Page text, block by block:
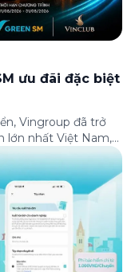
ưu đãi đặc biệt
Vingroup đã trở
lớn nhất Việt Nam,
Nam Á theo bảng
kỷ niệm 33 năm
SM trân […]